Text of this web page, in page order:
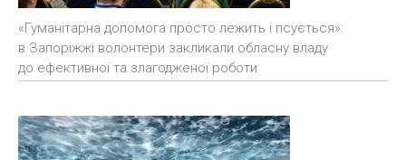
«Гуманітарна допомога просто лежить і псується»:
в Запоріжжі волонтери закликали обласну владу
до ефективної та злагодженої роботи